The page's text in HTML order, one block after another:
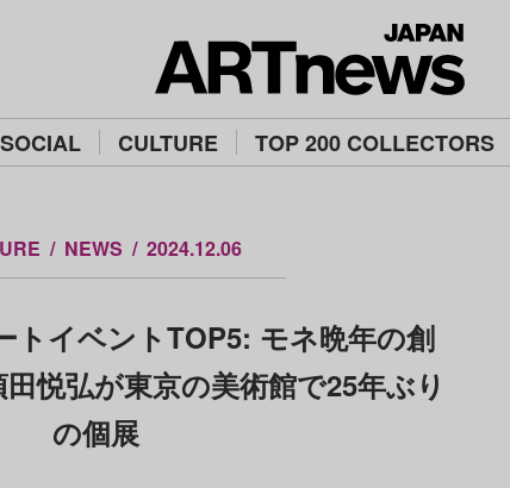
SOCIAL CULTURE TOP 200 COLLECTORS
NEWS 2024.12.06
トイベントTOP5: モネ晩年の創
悦弘が東京の美術館で25年ぶり
の個展